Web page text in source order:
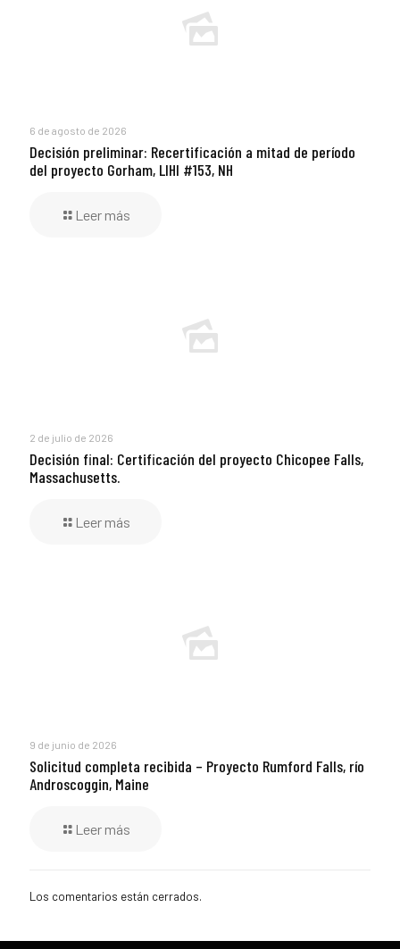
6 de agosto de 2026
Decisión preliminar: Recertificación a mitad de período
del proyecto Gorham, LIHI #153, NH
Leer más
2 de julio de 2026
Decisión final: Certificación del proyecto Chicopee Falls,
Massachusetts.
Leer más
9 de junio de 2026
Solicitud completa recibida – Proyecto Rumford Falls, río
Androscoggin, Maine
Leer más
Los comentarios están cerrados.